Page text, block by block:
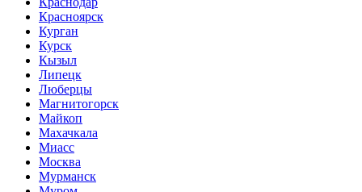
Красноярск
Курган
Курск
Кызыл
Липецк
Люберцы
Магнитогорск
Майкоп
Махачкала
Миасс
Москва
Мурманск